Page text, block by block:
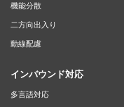
機能分散
二方向出入り
動線配慮
インバウンド対応
多言語対応